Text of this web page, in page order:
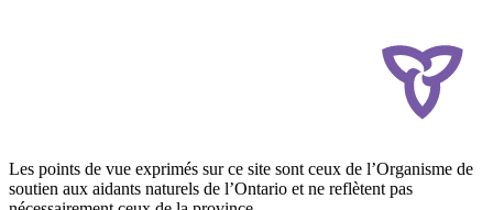
Les points de vue exprimés sur ce site sont ceux de l’Organisme de
soutien aux aidants naturels de l’Ontario et ne reflètent pas